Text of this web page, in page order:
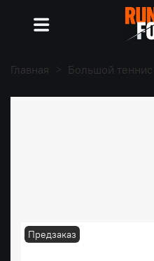
Главная Большой теннис
Предзаказ